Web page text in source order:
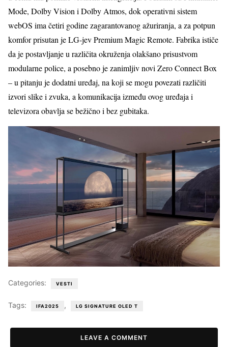
Mode, Dolby Vision i Dolby Atmos, dok operativni sistem
webOS ima četiri godine zagarantovanog ažuriranja, a za potpun
komfor prisutan je LG-jev Premium Magic Remote. Fabrika ističe
da je postavljanje u različita okruženja olakšano prisustvom
modularne police, a posebno je zanimljiv novi Zero Connect Box
– u pitanju je dodatni uređaj, na koji se mogu povezati različiti
izvori slike i zvuka, a komunikacija između ovog uređaja i
televizora obavlja se bežično i bez gubitaka.
Categories: VESTI
Tags: IFA2025 , LG SIGNATURE OLED T
LEAVE A COMMENT